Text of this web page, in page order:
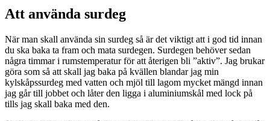
Att använda surdeg
När man skall använda sin surdeg så är det viktigt att i god tid innan
du ska baka ta fram och mata surdegen. Surdegen behöver sedan
några timmar i rumstemperatur för att återigen bli ”aktiv”. Jag brukar
göra som så att skall jag baka på kvällen blandar jag min
kylskåpssurdeg med vatten och mjöl till lagom mycket mängd innan
jag går till jobbet och låter den ligga i aluminiumskål med lock på
tills jag skall baka med den.